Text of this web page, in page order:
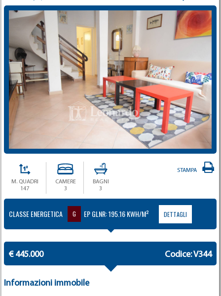
M. QUADRI
147
CAMERE
3
BAGNI
3
STAMPA
CLASSE ENERGETICA G EP GLNR: 195.16 KWH/M² DETTAGLI
€ 445.000 Codice: V344
Informazioni immobile